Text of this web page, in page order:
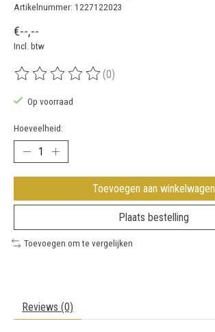
Artikelnummer: 1227122023
€--,--
Incl. btw
De beoordeling van dit product is
(0)
Op voorraad
Hoeveelheid:
Toevoegen aan winkelwagen
Plaats bestelling
Toevoegen om te vergelijken
Reviews (0)